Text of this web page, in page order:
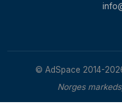
© AdSpace 2014-
Norges